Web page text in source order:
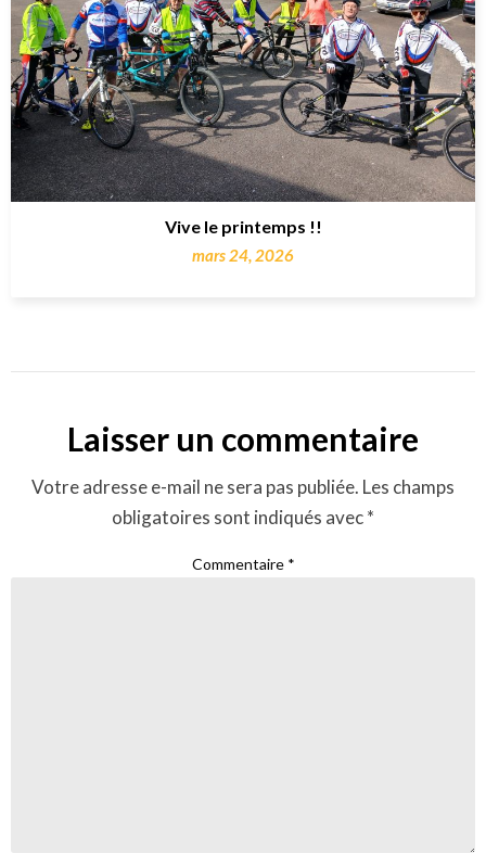
Vive le printemps !!
mars 24, 2026
Laisser un commentaire
Votre adresse e-mail ne sera pas publiée. Les champs
obligatoires sont indiqués avec*
Commentaire *